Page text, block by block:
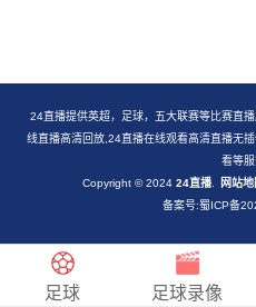
24直播提供英超，足球，五大联赛等比赛直
线直播高清回放,24直播在线观看高清直播无
看等服
Copyright © 202424直播 网站地
备案号:蜀ICP备
足球 足球录像